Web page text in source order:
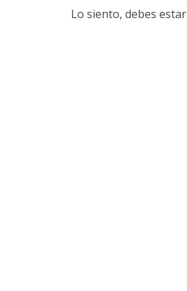
Lo siento, debes estar